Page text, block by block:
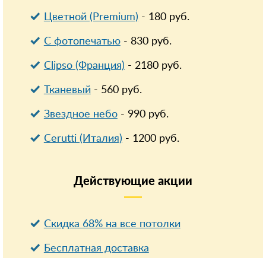
Цветной (Premium) - 180руб.
С фотопечатью- 830руб.
Clipso (Франция) - 2180руб.
Тканевый- 560руб.
Звездное небо- 990руб.
Cerutti (Италия) - 1200руб.
Действующие акции
Скидка 68% на все потолки
Бесплатная доставка